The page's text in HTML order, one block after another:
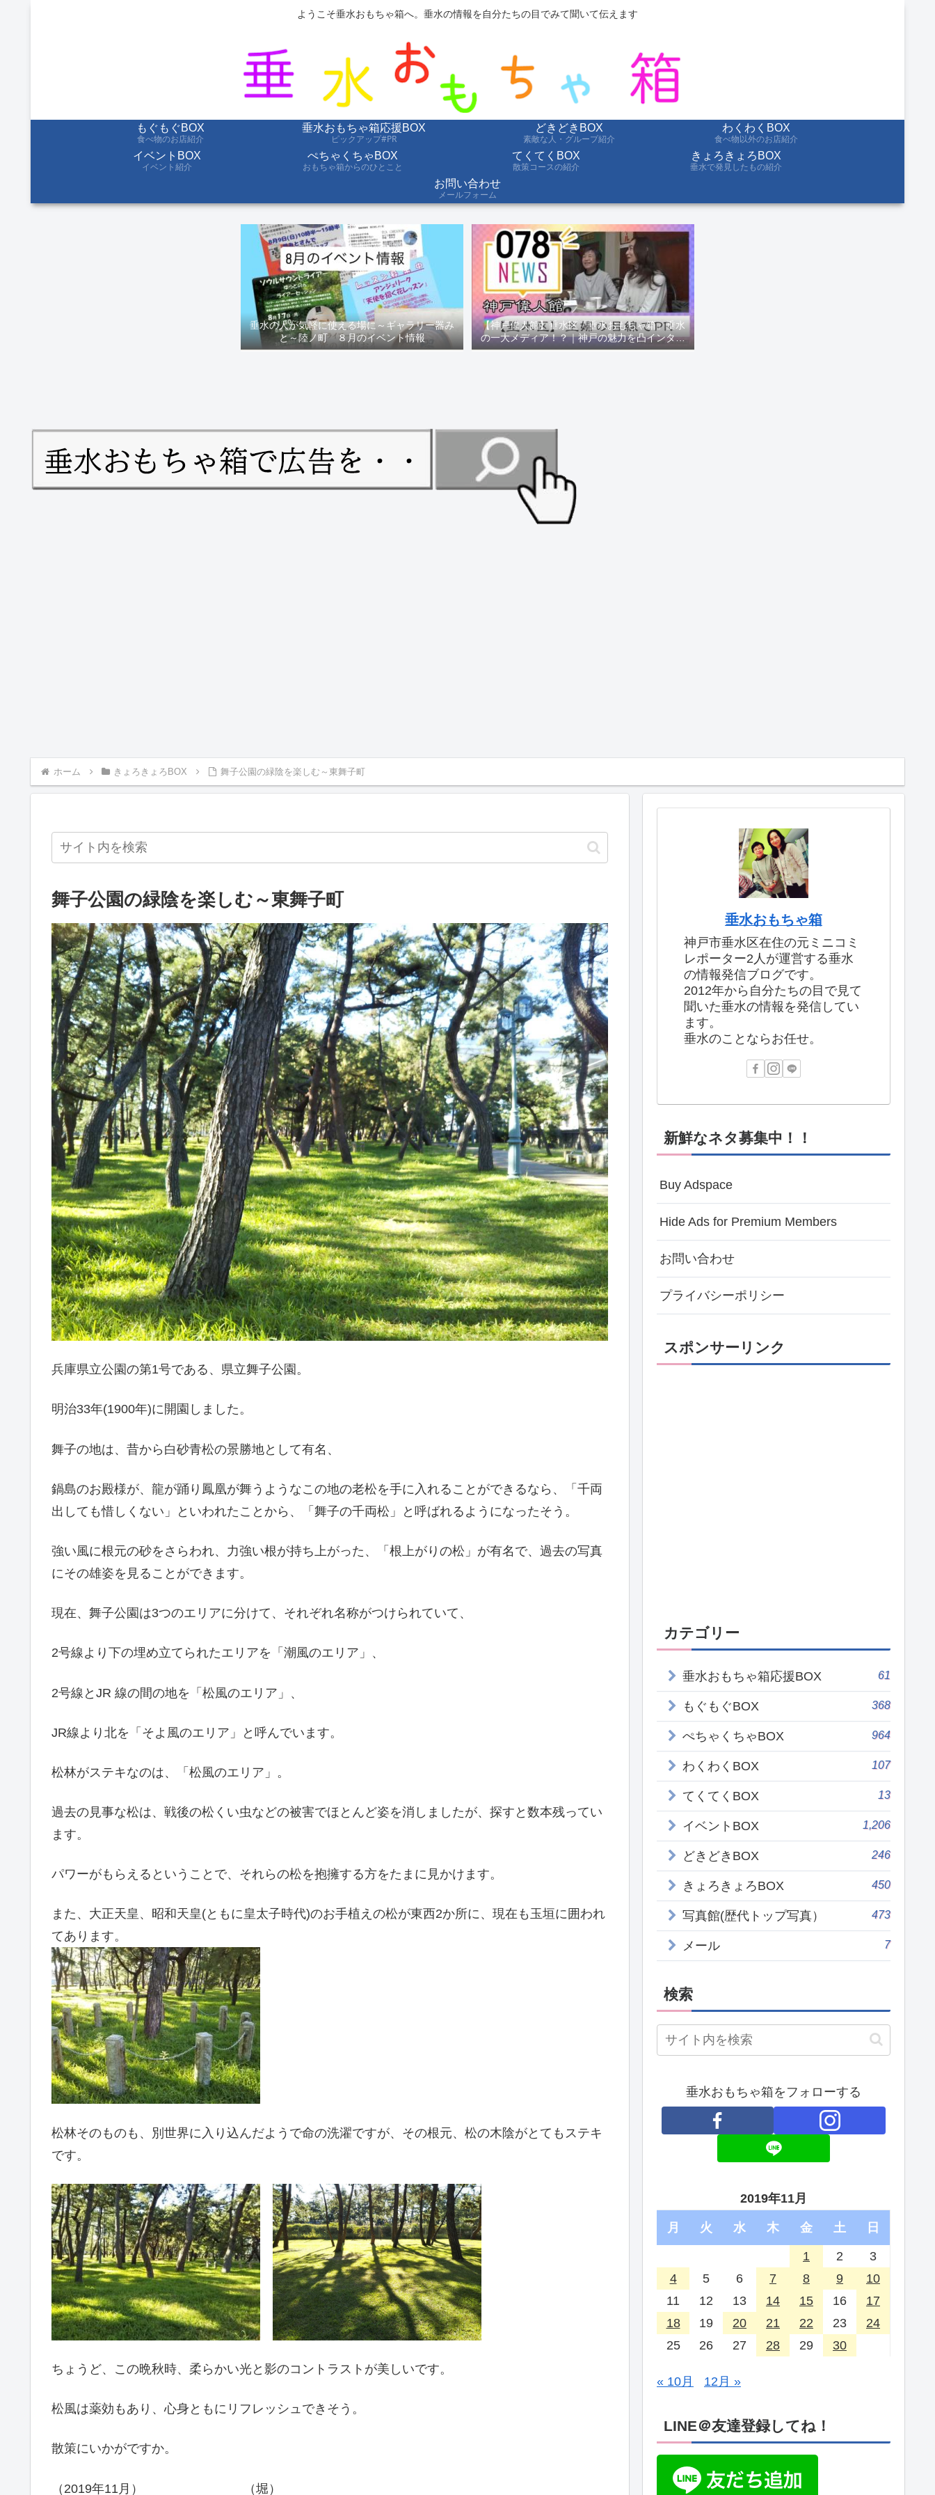
ようこそ垂水おもちゃ箱へ。垂水の情報を自分たちの目でみて聞いて伝えます
もぐもぐBOX
食べ物のお店紹介
垂水おもちゃ箱応援BOX
ピックアップ#PR
どきどきBOX
素敵な人・グループ紹介
わくわくBOX
食べ物以外のお店紹介
イベントBOX
イベント紹介
ぺちゃくちゃBOX
おもちゃ箱からのひとこと
てくてくBOX
散策コースの紹介
きょろきょろBOX
垂水で発見したもの紹介
お問い合わせ
メールフォーム
垂水の人が気軽に使える場に～ギャラリー器み
と～陸ノ町 ８月のイベント情報
【神戸偉人館】垂水区「垂水おもちゃ箱」垂水
の一大メディア！？｜神戸の魅力を凸インタビ
ュー！！【078NEWS( 078ニュース)】
ホーム きょろきょろBOX 舞子公園の緑陰を楽しむ～東舞子町
舞子公園の緑陰を楽しむ～東舞子町
兵庫県立公園の第1号である、県立舞子公園。
明治33年(1900年)に開園しました。
舞子の地は、昔から白砂青松の景勝地として有名、
鍋島のお殿様が、龍が踊り鳳凰が舞うようなこの地の老松を手に入れることができるなら、「千両
出しても惜しくない」といわれたことから、「舞子の千両松」と呼ばれるようになったそう。
強い風に根元の砂をさらわれ、力強い根が持ち上がった、「根上がりの松」が有名で、過去の写真
にその雄姿を見ることができます。
現在、舞子公園は3つのエリアに分けて、それぞれ名称がつけられていて、
2号線より下の埋め立てられたエリアを「潮風のエリア」、
2号線とJR 線の間の地を「松風のエリア」、
JR線より北を「そよ風のエリア」と呼んでいます。
松林がステキなのは、「松風のエリア」。
過去の見事な松は、戦後の松くい虫などの被害でほとんど姿を消しましたが、探すと数本残ってい
ます。
パワーがもらえるということで、それらの松を抱擁する方をたまに見かけます。
また、大正天皇、昭和天皇(ともに皇太子時代)のお手植えの松が東西2か所に、現在も玉垣に囲われ
てあります。
松林そのものも、別世界に入り込んだようで命の洗濯ですが、その根元、松の木陰がとてもステキ
です。
ちょうど、この晩秋時、柔らかい光と影のコントラストが美しいです。
松風は薬効もあり、心身ともにリフレッシュできそう。
散策にいかがですか。
（2019年11月） （堀）
垂水おもちゃ箱
神戸市垂水区在住の元ミニコミ
レポーター2人が運営する垂水
の情報発信ブログです。
2012年から自分たちの目で見て
聞いた垂水の情報を発信してい
ます。
垂水のことならお任せ。
新鮮なネタ募集中！！
Buy Adspace
Hide Ads for Premium Members
お問い合わせ
プライバシーポリシー
スポンサーリンク
カテゴリー
垂水おもちゃ箱応援BOX 61
もぐもぐBOX 368
ぺちゃくちゃBOX 964
わくわくBOX 107
てくてくBOX 13
イベントBOX 1,206
どきどきBOX 246
きょろきょろBOX 450
写真館(歴代トップ写真） 473
メール 7
検索
垂水おもちゃ箱をフォローする
2019年11月
月 火 水 木 金 土 日
1 2
3
4
5 6 7 8 9
10
11
12 13 14 15 16
17
18
19 20 21 22 23
24
25
26 27 28 29 30
« 10月 12月 »
LINE＠友達登録してね！